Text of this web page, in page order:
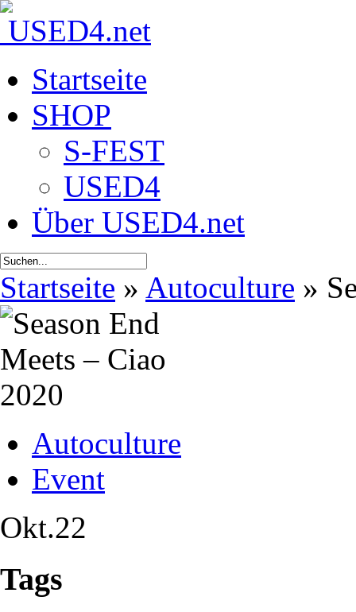
Startseite
SHOP
S-FEST
USED4
Über USED4.net
Startseite » Autoculture »
Autoculture
Event
Okt.22
Tags